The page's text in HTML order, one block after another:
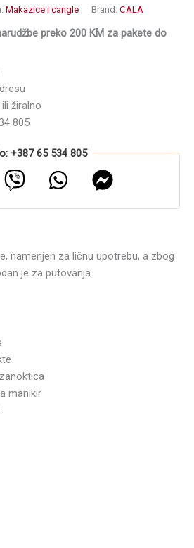
Makazice i cangle Brand: CALA
preko 200 KM za pakete do
žiralno
805
+387 65 534 805
namenjen za ličnu upotrebu, a zbog
je za putovanja.
manikir